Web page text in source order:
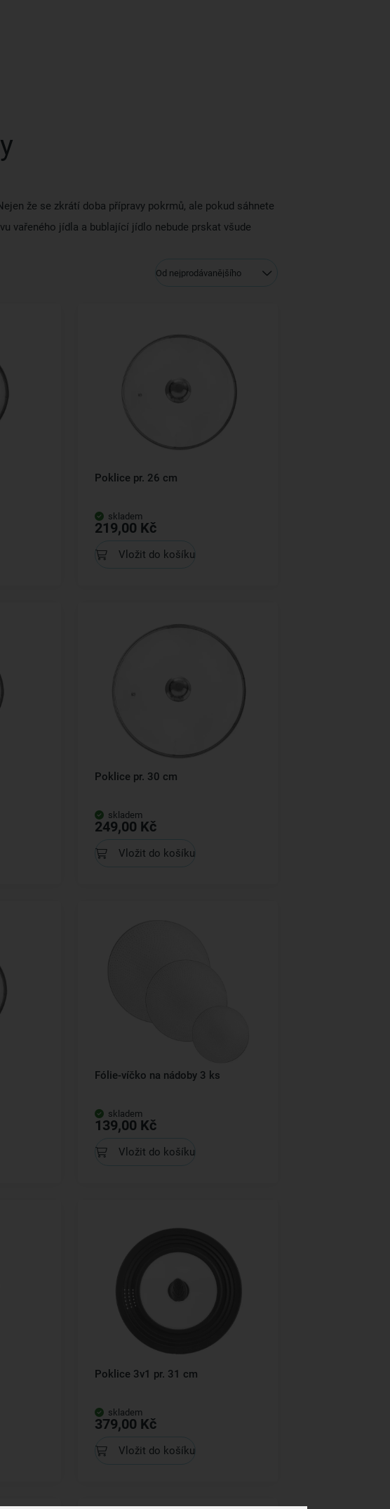
že se zkrátí doba přípravy pokrmů, ale pokud sáhnete
vařeného jídla a bublající jídlo nebude prskat všude
Od nejprodávanějšího
Poklice pr. 26 cm
skladem
219,00 Kč
Vložit do košíku
Poklice pr. 30 cm
skladem
249,00 Kč
Vložit do košíku
Fólie-víčko na nádoby 3 ks
skladem
139,00 Kč
Vložit do košíku
Poklice 3v1 pr. 31 cm
skladem
379,00 Kč
Vložit do košíku